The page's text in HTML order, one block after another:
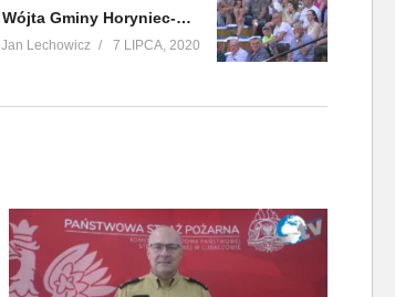
Piłka nożna – Puchar Wójta Gminy Horyniec-Zdrój
Jan Lechowicz 7 LIPCA, 2020